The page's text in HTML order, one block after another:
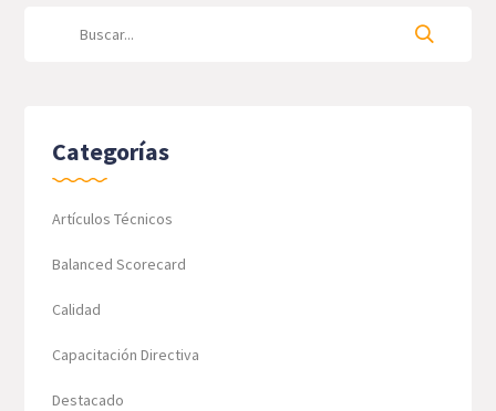
Categorías
Artículos Técnicos
Balanced Scorecard
Calidad
Capacitación Directiva
Destacado